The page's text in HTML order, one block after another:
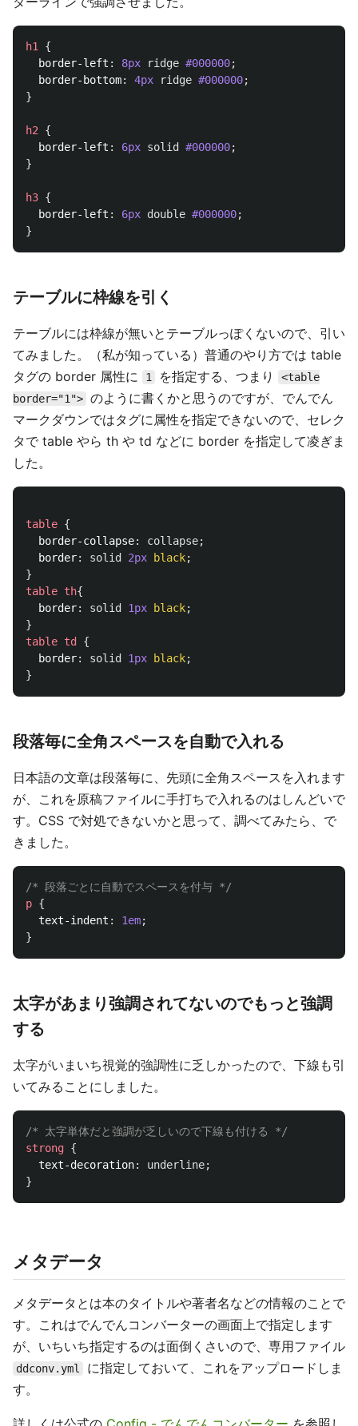
h1
{
border-left : 8px ridge #000000;
border-bottom: 4px ridge #000000;
}
h2
{
border-left : 6px solid #000000;
}
h3 {
border-left : 6px double #000000;
}
テーブルに枠線を引く
テーブルには枠線が無いとテーブルっぽくないので、引い
てみました。（私が知っている）普通のやり方では table
タグの border 属性に
1 を指定する、つまり
<table
border="1"> のように書くかと思うのですが、でんでん
マークダウンではタグに属性を指定できないので、セレク
タで table やら th や td などに border を指定して凌ぎま
した。
table {
border-collapse: collapse;
border: solid 2px black;
}
table th{
border: solid 1px black;
}
table td
{
border: solid 1px black;
}
段落毎に全角スペースを自動で入れる
日本語の文章は段落毎に、先頭に全角スペースを入れます
が、これを原稿ファイルに手打ちで入れるのはしんどいで
す。CSS で対処できないかと思って、調べてみたら、で
きました。
/* 段落ごとに自動でスペースを付与 */
p {
text-indent : 1em;
}
太字があまり強調されてないのでもっと強調
する
太字がいまいち視覚的強調性に乏しかったので、下線も引
いてみることにしました。
/* 太字単体だと強調が乏しいので下線も付ける */
strong {
text-decoration: underline;
}
メタデータ
メタデータとは本のタイトルや著者名などの情報のことで
す。これはでんでんコンバーターの画面上で指定します
が、いちいち指定するのは面倒くさいので、専用ファイル
ddconv.yml
に指定しておいて、これをアップロードしま
す。